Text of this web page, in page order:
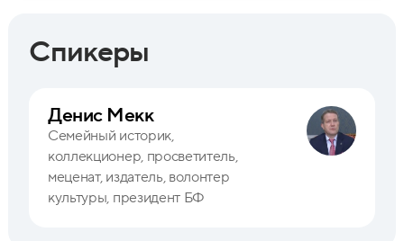
Спикеры
Денис Мекк
Семейный историк,
коллекционер, просветитель,
меценат, издатель, волонтер
культуры, президент БФ